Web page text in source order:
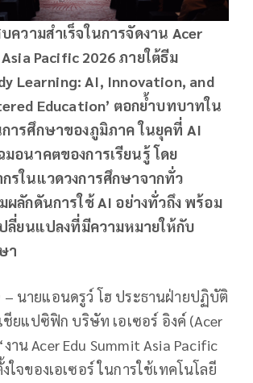
ความสำเร็จในการจัดงาน Acer
Pacific 2026 ภายใต้ธีม
Learning: AI, Innovation, and
Education’ ตอกย้ำบทบาทใน
ารศึกษาของภูมิภาค ในยุคที่ AI
มอนาคตของการเรียนรู้ โดย
รในแวดวงการศึกษาจากทั่ว
ผลักดันการใช้ AI อย่างทั่วถึง พร้อม
ปลี่ยนแปลงที่มีความหมายให้กับ
า
– นายแอนดรูว์ โฮ ประธานฝ่ายปฏิบัติ
ชียแปซิฟิก บริษัท เอเซอร์ อิงค์ (Acer
งาน Acer Edu Summit Asia Pacific
จของเอเซอร์ ในการใช้เทคโนโลยี